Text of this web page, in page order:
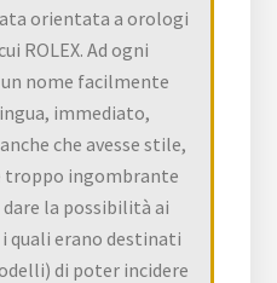
orientata a orologi
ROLEX. Ad ogni
nome facilmente
immediato,
che avesse stile,
troppo ingombrante
dare la possibilità ai
quali erano destinati
di poter incidere